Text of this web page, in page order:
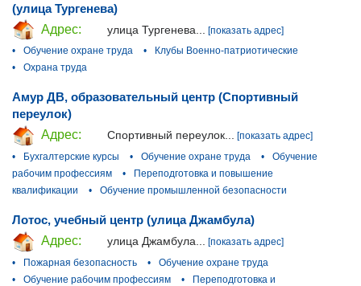
(улица Тургенева)
Адрес:
улица Тургенева...
[показать адрес]
•
Обучение охране труда •
Клубы Военно-патриотические
•
Охрана труда
Амур ДВ, образовательный центр (Спортивный
переулок)
Адрес:
Спортивный переулок... [показать адрес]
•
Бухгалтерские курсы • Обучение охране труда •
Обучение
рабочим профессиям
•
Переподготовка и повышение
квалификации
• Обучение промышленной безопасности
Лотос, учебный центр (улица Джамбула)
Адрес:
улица Джамбула...
[показать адрес]
•
Пожарная безопасность •
Обучение охране труда
•
Обучение рабочим профессиям •
Переподготовка и